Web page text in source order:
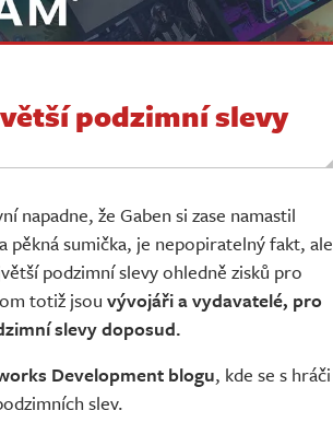
podzimní slevy
napadne, že Gaben si zase namastil
pěkná sumička, je nepopiratelný fakt, ale
podzimní slevy ohledně zisků pro
totiž jsou vývojáři a vydavatelé, pro
slevy doposud.
Development blogu, kde se s hráči
slev.